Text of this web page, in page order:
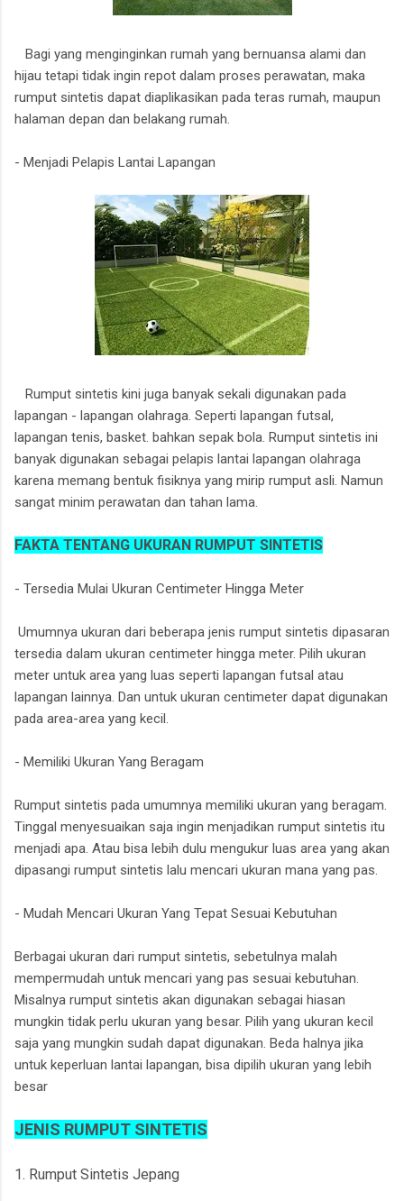
Bagi yang menginginkan rumah yang bernuansa alami dan
hijau tetapi tidak ingin repot dalam proses perawatan, maka
rumput sintetis dapat diaplikasikan pada teras rumah, maupun
halaman depan dan belakang rumah.
- Menjadi Pelapis Lantai Lapangan
Rumput sintetis kini juga banyak sekali digunakan pada
lapangan - lapangan olahraga. Seperti lapangan futsal,
lapangan tenis, basket. bahkan sepak bola. Rumput sintetis ini
banyak digunakan sebagai pelapis lantai lapangan olahraga
karena memang bentuk fisiknya yang mirip rumput asli. Namun
sangat minim perawatan dan tahan lama.
FAKTA TENTANG UKURAN RUMPUT SINTETIS
- Tersedia Mulai Ukuran Centimeter Hingga Meter
Umumnya ukuran dari beberapa jenis rumput sintetis dipasaran
tersedia dalam ukuran centimeter hingga meter. Pilih ukuran
meter untuk area yang luas seperti lapangan futsal atau
lapangan lainnya. Dan untuk ukuran centimeter dapat digunakan
pada area-area yang kecil.
- Memiliki Ukuran Yang Beragam
Rumput sintetis pada umumnya memiliki ukuran yang beragam.
Tinggal menyesuaikan saja ingin menjadikan rumput sintetis itu
menjadi apa. Atau bisa lebih dulu mengukur luas area yang akan
dipasangi rumput sintetis lalu mencari ukuran mana yang pas.
- Mudah Mencari Ukuran Yang Tepat Sesuai Kebutuhan
Berbagai ukuran dari rumput sintetis, sebetulnya malah
mempermudah untuk mencari yang pas sesuai kebutuhan.
Misalnya rumput sintetis akan digunakan sebagai hiasan
mungkin tidak perlu ukuran yang besar. Pilih yang ukuran kecil
saja yang mungkin sudah dapat digunakan. Beda halnya jika
untuk keperluan lantai lapangan, bisa dipilih ukuran yang lebih
besar
JENIS RUMPUT SINTETIS
1. Rumput Sintetis Jepang